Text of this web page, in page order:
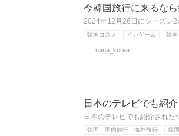
今韓国旅行に来るな
2024年12月26日にシーズン
韓国コスメ イカゲーム 韓国
nana_korea
日本のテレビでも紹
日本のテレビでも紹介され
韓国 国内旅行 海外旅行 韓